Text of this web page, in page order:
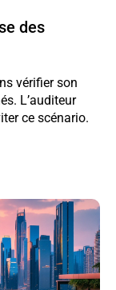
des
vérifier son
L’auditeur
ce scénario.